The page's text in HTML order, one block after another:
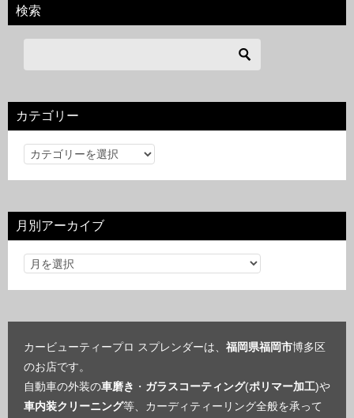
検索
カテゴリー
カ
リ
ー
月別アーカイブ
カービューティープロ スプレンダーは、 福岡県福岡市博多区
のお店です。
自動車の外装の車磨き ・ ガラスコーティング(ポリマー加工)や
車内装クリーニング等、カーディティーリング全般を承って